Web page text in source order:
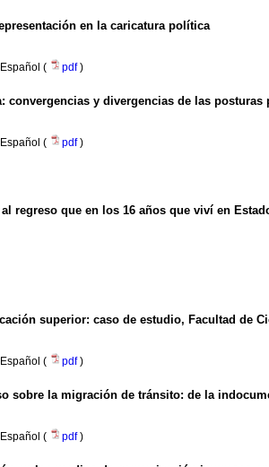
en la caricatura política
Español ( pdf)
convergencias y divergencias de las
Español ( pdf)
regreso que en los 16 años que viví en
superior: caso de estudio, Facultad de
Español ( pdf)
sobre la migración de tránsito: de la
Español ( pdf)